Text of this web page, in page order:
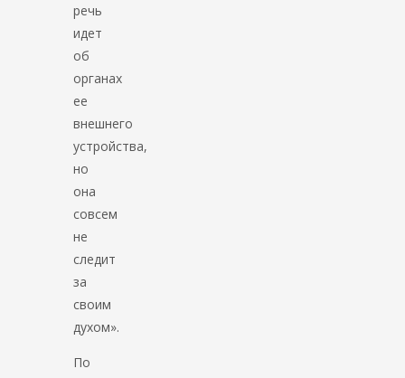
речь
идет
об
органах
ее
внешнего
устройства,
но
она
совсем
не
следит
за
своим
духом».
По